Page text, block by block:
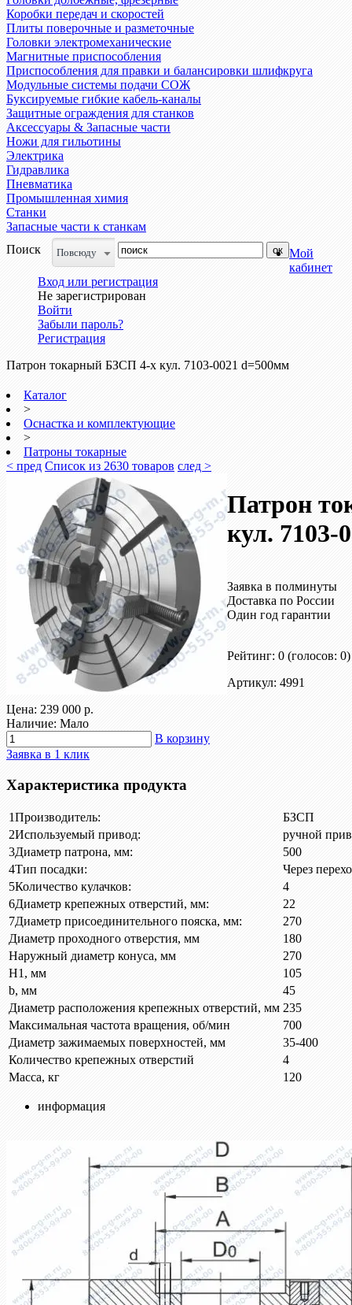
Коробки передач и скоростей
Плиты поверочные и разметочные
Головки электромеханические
Магнитные приспособления
Приспособления для правки и балансировки шлифкруга
Модульные системы подачи СОЖ
Буксируемые гибкие кабель-каналы
Защитные ограждения для станков
Аксессуары & Запасные части
Ножи для гильотины
Электрика
Гидравлика
Пневматика
Промышленная химия
Станки
Запасные части к станкам
Поиск
Повсюду
Мой
кабинет
Вход или регистрация
Не зарегистрирован
Войти
Забыли пароль?
Регистрация
Патрон токарный БЗСП 4-х кул. 7103-0021 d=500мм
Каталог
>
Оснастка и комплектующие
>
Патроны токарные
< пред Список из 2630 товаров след >
Патрон
кул. 7103-
Заявка в полминуты
Доставка по России
Один год гарантии
Рейтинг: 0 (голосов: 0)
Артикул: 4991
Цена: 239 000 р.
Наличие: Мало
В корзину
Заявка в 1 клик
Характеристика продукта
1Производитель:
БЗСП
2Используемый привод:
ручной
3Диаметр патрона, мм:
500
4Тип посадки:
Через
5Количество кулачков:
4
6Диаметр крепежных отверстий, мм:
22
7Диаметр присоединительного пояска, мм:
270
Диаметр проходного отверстия, мм
180
Наружный диаметр конуса, мм
270
H1, мм
105
b, мм
45
Диаметр расположения крепежных отверстий, мм 235
Максимальная частота вращения, об/мин
700
Диаметр зажимаемых поверхностей, мм
35-400
Количество крепежных отверстий
4
Масса, кг
120
информация